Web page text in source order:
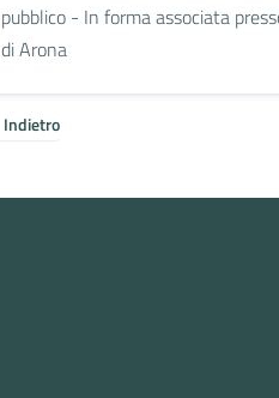
pubblico - In forma associata
di Arona
Indietro